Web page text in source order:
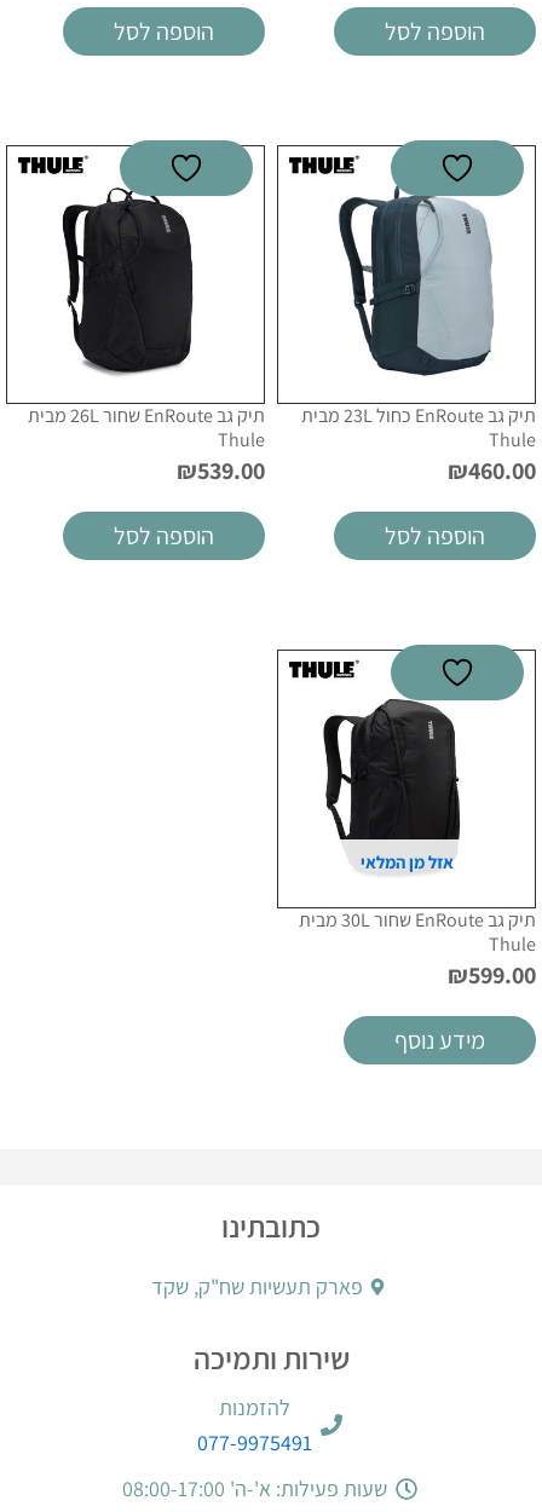
הוספה לסל הוספה לסל
תיק גב EnRoute כחול 23L מבית
Thule
₪460.00
הוספה לסל
תיק גב EnRoute שחור 26L מבית
Thule
₪539.00
הוספה לסל
אזל מן המלאי
תיק גב EnRoute שחור 30L מבית
Thule
₪599.00
מידע נוסף
כתובתינו
פארק תעשיות שח"ק, שקד
שירות ותמיכה
להזמנות
077-9975491
שעות פעילות: א'-ה' 08:00-17:00